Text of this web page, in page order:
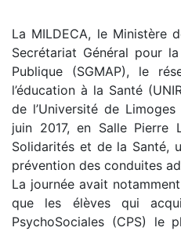
La MILDECA, le Ministère
Secrétariat Général pour
Publique (SGMAP), le
l’éducation à la Santé
de l’Université de
juin 2017, en Salle Pierre
Solidarités et de la Santé,
prévention des conduites
La journée avait
que les élèves qui
PsychoSociales (CPS) le